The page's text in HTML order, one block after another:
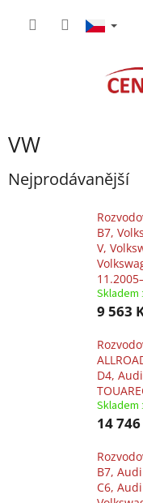
VW
Nejprodávanější
B7,
V,
Skladem
9 563
D4,
Skladem
14
B7,
C6,